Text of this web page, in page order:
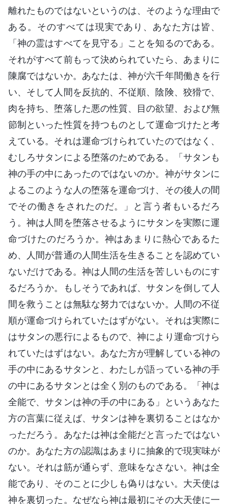
離れたものではないというのは、そのような理由で
ある。そのすべては現実であり、あなた方は皆、
「神の霊はすべてを見守る」ことを知るのである。
それがすべて前もって決められていたら、あまりに
陳腐ではないか。あなたは、神が六千年間働きを行
い、そして人間を反抗的、不従順、陰険、狡猾で、
肉を持ち、堕落した悪の性質、目の欲望、および無
節制といった性質を持つものとして運命づけたと考
えている。それは運命づけられていたのではなく、
むしろサタンによる堕落のためである。「サタンも
神の手の中にあったのではないのか。神がサタンに
よるこのような人の堕落を運命づけ、その後人の間
でその働きをされたのだ。」と言う者もいるだろ
う。神は人間を堕落させるようにサタンを実際に運
命づけたのだろうか。神はあまりに熱心であるた
め、人間が普通の人間生活を生きることを認めてい
ないだけである。神は人間の生活を苦しいものにす
るだろうか。もしそうであれば、サタンを倒して人
間を救うことは無駄な努力ではないか。人間の不従
順が運命づけられていたはずがない。それは実際に
はサタンの悪行によるもので、神により運命づけら
れていたはずはない。あなた方が理解している神の
手の中にあるサタンと、わたしが語っている神の手
の中にあるサタンとは全く別のものである。「神は
全能で、サタンは神の手の中にある」というあなた
方の言葉に従えば、サタンは神を裏切ることはなか
っただろう。あなたは神は全能だと言ったではない
のか。あなた方の認識はあまりに抽象的で現実味が
ない。それは筋が通らず、意味をなさない。神は全
能であり、そのことに少しも偽りはない。大天使は
神を裏切った。なぜなら神は最初にその大天使に一